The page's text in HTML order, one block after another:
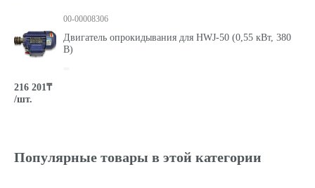
00-00008306
Двигатель опрокидывания для HWJ-50 (0,55 кВт, 380
В)
216 201₸
/шт.
Популярные товары в этой категории